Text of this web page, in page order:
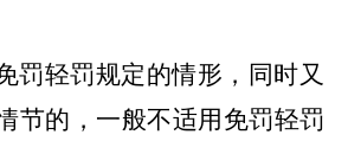
罚轻罚规定的情形，同时又
节的，一般不适用免罚轻罚